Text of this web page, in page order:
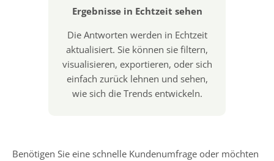
Ergebnisse in Echtzeit sehen
Die Antworten werden in Echtzeit
aktualisiert. Sie können sie filtern,
visualisieren, exportieren, oder sich
einfach zurück lehnen und sehen,
wie sich die Trends entwickeln.
Benötigen Sie eine schnelle Kundenumfrage oder möchten